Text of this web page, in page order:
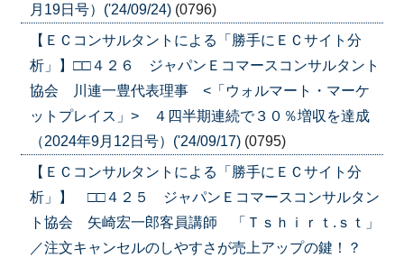
月19日号）('24/09/24) (0796)
【ＥＣコンサルタントによる「勝手にＥＣサイト分
析」】□□４２６ ジャパンＥコマースコンサルタント
協会 川連一豊代表理事 <「ウォルマート・マーケ
ットプレイス」> ４四半期連続で３０％増収を達成
（2024年9月12日号）('24/09/17) (0795)
【ＥＣコンサルタントによる「勝手にＥＣサイト分
析」】 □□４２５ ジャパンＥコマースコンサルタン
ト協会 矢崎宏一郎客員講師 「Ｔｓｈｉｒｔ.ｓｔ」
／注文キャンセルのしやすさが売上アップの鍵！？